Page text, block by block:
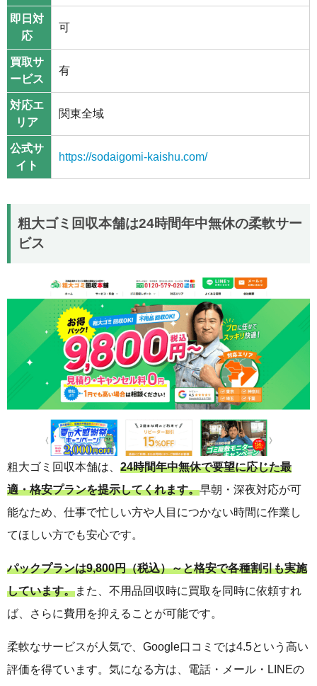
即日対
応
可
買取サ
ービス
有
対応エ
リア
関東全域
公式サ
イト
https://sodaigomi-kaishu.com/
粗大ゴミ回収本舗は24時間年中無休の柔軟サー
ビス
粗大ゴミ回収本舗は、 24時間年中無休で要望に応じた最
適・格安プランを提示してくれます。早朝・深夜対応が可
能なため、仕事で忙しい方や人目につかない時間に作業し
てほしい方でも安心です。
パックプランは9,800円（税込）～と格安で各種割引も実施
しています。また、不用品回収時に買取を同時に依頼すれ
ば、さらに費用を抑えることが可能です。
柔軟なサービスが人気で、Google口コミでは4.5という高い
評価を得ています。気になる方は、電話・メール・LINEの